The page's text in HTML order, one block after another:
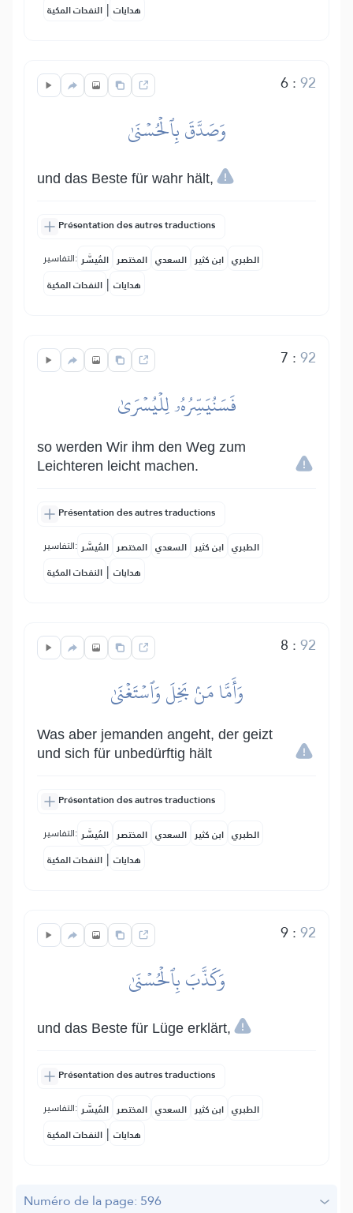
النفحات المكية | هدايات
6:92
وَصَدَّقَ بِٱلۡحُسۡنَىٰ
und das Beste für wahr hält,
Présentation des autres traductions
التفاسير: المُيسَّر المختصر السعدي ابن كثير الطبري
النفحات المكية | هدايات
7 :92
فَسَنُيَسِّرُهُۥ لِلۡيُسۡرَىٰ
so werden Wir ihm den Weg zum
Leichteren leicht machen.
Présentation des autres traductions
التفاسير: المُيسَّر المختصر السعدي ابن كثير الطبري
النفحات المكية | هدايات
8 :92
وَأَمَّا مَنۢ بَخِلَ وَٱسۡتَغۡنَىٰ
Was aber jemanden angeht, der geizt
und sich für unbedürftig hält
Présentation des autres traductions
التفاسير: المُيسَّر المختصر السعدي ابن كثير الطبري
النفحات المكية | هدايات
9:92
وَكَذَّبَ بِٱلۡحُسۡنَىٰ
und das Beste für Lüge erklärt,
Présentation des autres traductions
التفاسير: المُيسَّر المختصر السعدي ابن كثير الطبري
النفحات المكية | هدايات
Numéro de la page: 596